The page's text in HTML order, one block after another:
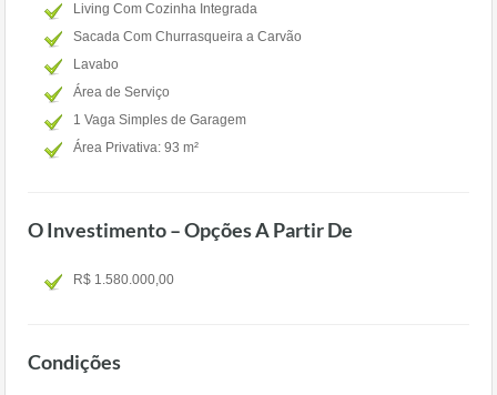
Living Com Cozinha Integrada
Sacada Com Churrasqueira a Carvão
Lavabo
Área de Serviço
1 Vaga Simples de Garagem
Área Privativa: 93 m²
O Investimento – Opções A Partir De
R$ 1.580.000,00
Condições